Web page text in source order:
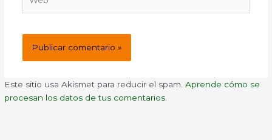
Este sitio usa Akismet para reducir el spam.Aprende cómo se
procesan los datos de tus comentarios.